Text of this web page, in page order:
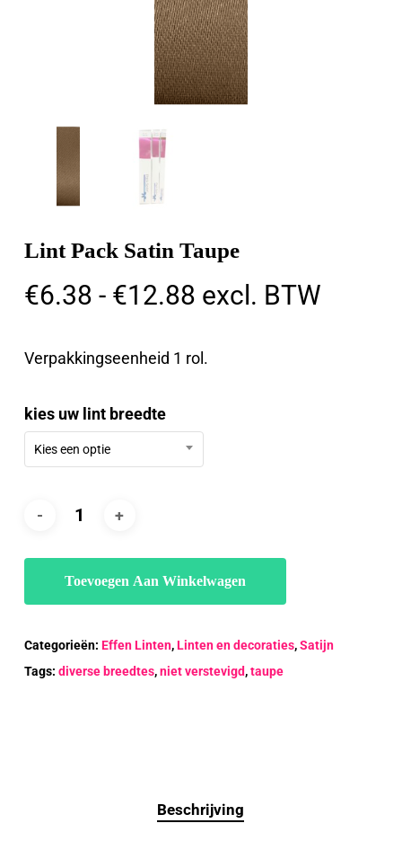
Lint Pack Satin Taupe
€6.38 - €12.88Prijsklasse:
tot
excl. BTW
Verpakkingseenheid 1 rol.
kies uw lint breedte
Kies een optie
Toevoegen Aan Winkelwagen
Categorieën: Effen Linten,Linten en decoraties,Satijn
Tags: diverse breedtes,niet verstevigd,taupe
Beschrijving